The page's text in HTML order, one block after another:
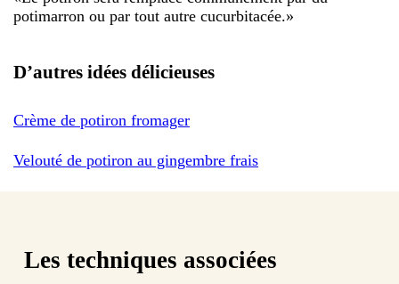
potimarron ou par tout autre cucurbitacée.»
D’autres idées délicieuses
Crème de potiron fromager
Velouté de potiron au gingembre frais
Les techniques associées